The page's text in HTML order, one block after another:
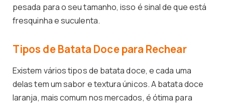
pesada para o seu tamanho, isso é sinal de que está
fresquinha e suculenta.
Tipos de Batata Doce para Rechear
Existem vários tipos de batata doce, e cada uma
delas tem um sabor e textura únicos. A batata doce
laranja, mais comum nos mercados, é ótima para